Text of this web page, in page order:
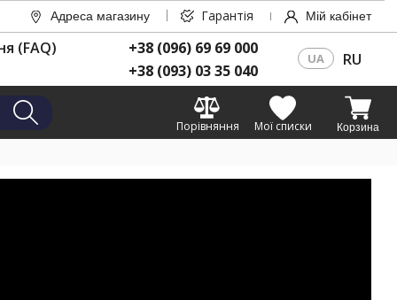
Адреса магазину Гарантія Мій кабінет
(FAQ)
+38 (096) 69 69 000
+38 (093) 03 35 040
UA RU
Порівняння Мої списки Корзина